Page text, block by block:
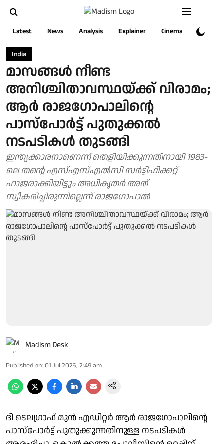
Latest News Analysis Explainer Cinema Sports
India
മാസങ്ങൾ നീണ്ട
അനിശ്ചിതാവസ്ഥയ്ക്ക് വിരാമം;
ആർ രാജഗോപാലിന്റെ
പാസ്‌പോർട്ട് പുതുക്കൽ
നടപടികൾ തുടങ്ങി
ഇന്ത്യക്കാരനാണെന്ന് തെളിയിക്കുന്നതിനായി 1983-
ലെ തന്റെ എസ്എസ്എൽസി സർട്ടിഫിക്കറ്റ്
ഹാജരാക്കിയിട്ടും അധികൃതർ അത്
സ്വീകരിച്ചിരുന്നില്ലെന്ന് രാജഗോപാൽ
Madism Desk
Published on: 01 Jul 2026, 2:49 am
ദി ടെലഗ്രാഫ് മുൻ എഡിറ്റർ ആർ രാജഗോപാലിന്റെ
പാസ്‌പോർട്ട് പുതുക്കുന്നതിനുള്ള നടപടികൾ